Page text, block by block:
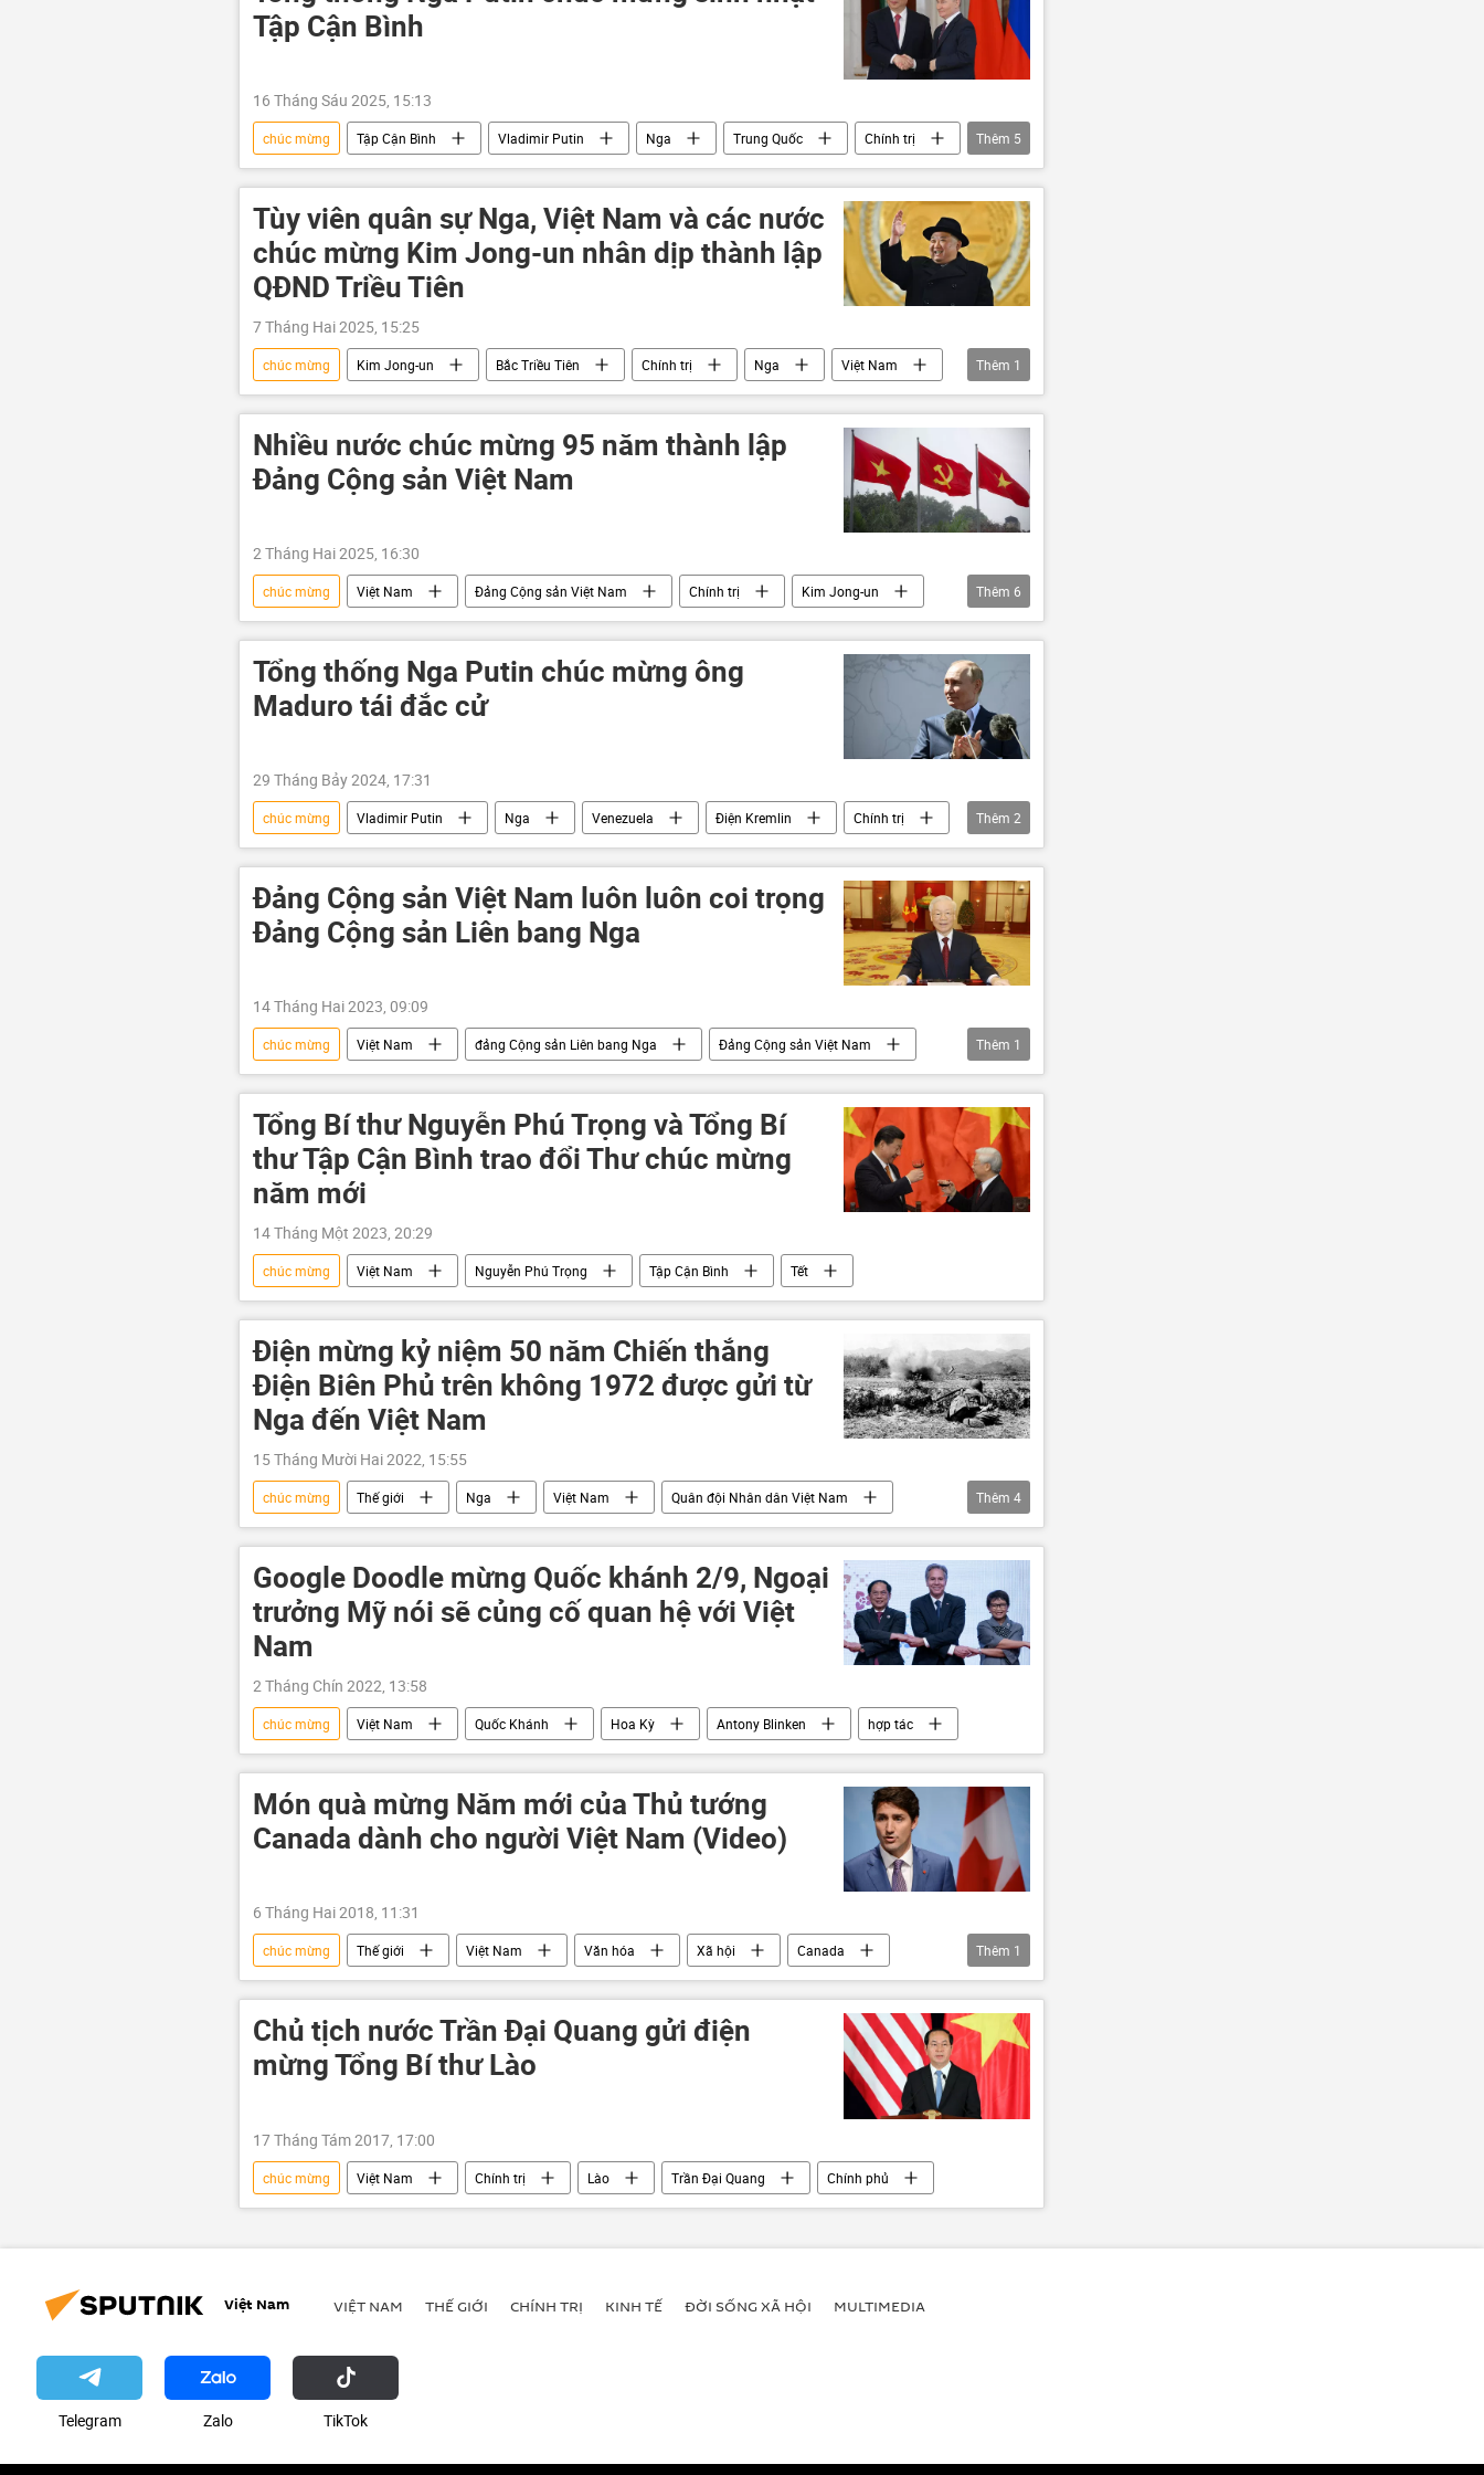
Tập Cận Bình
16 Tháng Sáu 2025, 15:13
chúc mừng Tập Cận Bình Vladimir Putin Nga Trung Quốc
Chính trị
Matxcơva
Điện Kremlin Dmitry Peskov Thế giới sinh nhật
Thêm 5
Tùy viên quân sự Nga, Việt Nam và các nước
chúc mừng Kim Jong-un nhân dịp thành lập
QĐND Triều Tiên
7 Tháng Hai 2025, 15:25
chúc mừng Kim Jong-un Bắc Triều Tiên Chính trị Nga
Việt Nam
Thế giới
Thêm 1
Nhiều nước chúc mừng 95 năm thành lập
Đảng Cộng sản Việt Nam
2 Tháng Hai 2025, 16:30
chúc mừng Việt Nam Đảng Cộng sản Việt Nam Chính trị
Kim Jong-un
Cuba
Hun Sen Campuchia Bắc Triều Tiên Lào Thế giới
Thêm 6
Tổng thống Nga Putin chúc mừng ông
Maduro tái đắc cử
29 Tháng Bảy 2024, 17:31
chúc mừng Vladimir Putin Nga Venezuela Điện Kremlin
Chính trị
quan hệ
Thế giới
Thêm 2
Đảng Cộng sản Việt Nam luôn luôn coi trọng
Đảng Cộng sản Liên bang Nga
14 Tháng Hai 2023, 09:09
chúc mừng Việt Nam đảng Cộng sản Liên bang Nga
Đảng Cộng sản Việt Nam
Chính trị
Thêm 1
Tổng Bí thư Nguyễn Phú Trọng và Tổng Bí
thư Tập Cận Bình trao đổi Thư chúc mừng
năm mới
14 Tháng Một 2023, 20:29
chúc mừng Việt Nam Nguyễn Phú Trọng Tập Cận Bình Tết
Điện mừng kỷ niệm 50 năm Chiến thắng
Điện Biên Phủ trên không 1972 được gửi từ
Nga đến Việt Nam
15 Tháng Mười Hai 2022, 15:55
chúc mừng Thế giới Nga Việt Nam
Quân đội Nhân dân Việt Nam
Hội Hữu nghị Nga-Việt
Chiến dịch Điện Biên Phủ
Điện Biên Phủ
Hợp tác Nga-Việt
Thêm 4
Google Doodle mừng Quốc khánh 2/9, Ngoại
trưởng Mỹ nói sẽ củng cố quan hệ với Việt
Nam
2 Tháng Chín 2022, 13:58
chúc mừng Việt Nam Quốc Khánh Hoa Kỳ Antony Blinken hợp tác
Món quà mừng Năm mới của Thủ tướng
Canada dành cho người Việt Nam (Video)
6 Tháng Hai 2018, 11:31
chúc mừng Thế giới Việt Nam Văn hóa Xã hội
Canada
Justin Trudeau
Thêm 1
Chủ tịch nước Trần Đại Quang gửi điện
mừng Tổng Bí thư Lào
17 Tháng Tám 2017, 17:00
chúc mừng Việt Nam Chính trị Lào Trần Đại Quang Chính phủ
Việt Nam VIỆT NAM THẾ GIỚI CHÍNH TRỊ KINH TẾ ĐỜI SỐNG XÃ HỘI MULTIMEDIA
Telegram Zalo ТikТоk